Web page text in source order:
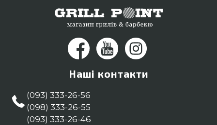
Наші контакти
(093) 333-26-56
(098) 333-26-55
(093) 333-26-46